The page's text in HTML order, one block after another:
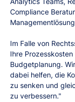
Compliance
Im Falle von
Ihre
Budgetplanung.
dabei helfen, die
zu senken und
zu verbessern."